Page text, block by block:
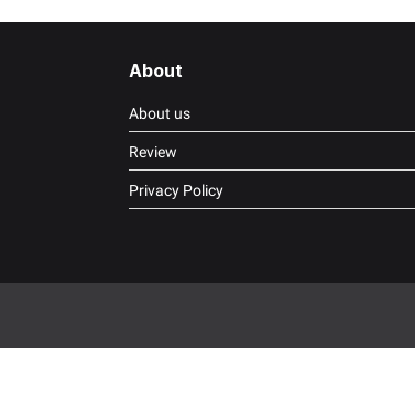
About
About us
Review
Privacy Policy